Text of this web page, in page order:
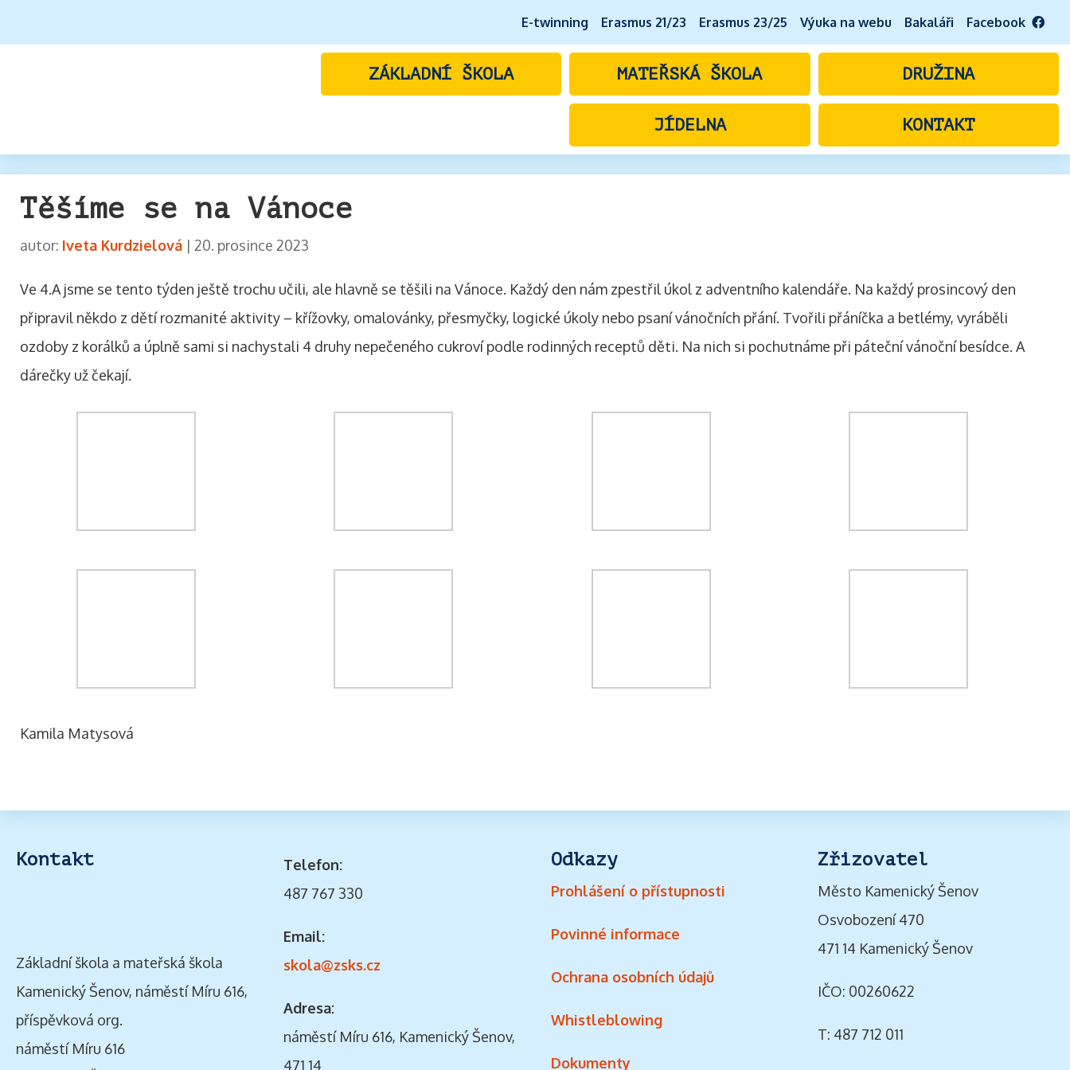
E-twinning Erasmus 21/23 Erasmus 23/25 Výuka na webu Bakaláři Facebook
ZÁKLADNÍ ŠKOLA MATEŘSKÁ ŠKOLA DRUŽINA
JÍDELNA KONTAKT
Těšíme se na Vánoce
autor: Iveta Kurdzielová | 20. prosince 2023
Ve 4.A jsme se tento týden ještě trochu učili, ale hlavně se těšili na Vánoce. Každý den nám zpestřil úkol z adventního kalendáře. Na každý prosincový den
připravil někdo z dětí rozmanité aktivity – křížovky, omalovánky, přesmyčky, logické úkoly nebo psaní vánočních přání. Tvořili přáníčka a betlémy, vyráběli
ozdoby z korálků a úplně sami si nachystali 4 druhy nepečeného cukroví podle rodinných receptů děti. Na nich si pochutnáme při páteční vánoční besídce. A
dárečky už čekají.
Kamila Matysová
Kontakt
Základní škola a mateřská škola
Kamenický Šenov, náměstí Míru 616,
příspěvková org.
náměstí Míru 616
Telefon:
487 767 330
Email:
skola@zsks.cz
Adresa:
náměstí Míru 616, Kamenický Šenov,
471 14
Odkazy
Prohlášení o přístupnosti
Povinné informace
Ochrana osobních údajů
Whistleblowing
Dokumenty
Zřizovatel
Město Kamenický Šenov
Osvobození 470
471 14 Kamenický Šenov
IČO: 00260622
T: 487 712 011